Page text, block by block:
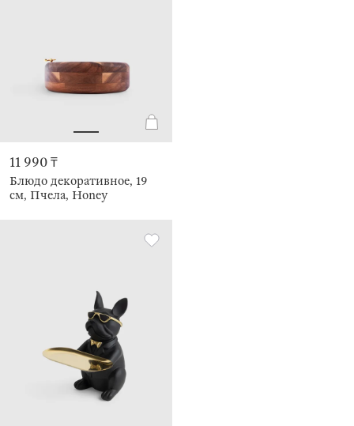
11 990 ₸
Блюдо декоративное, 19
см, Пчела, Honey